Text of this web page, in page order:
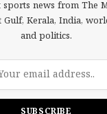
sports news from The
Gulf, Kerala, India,
and politics.